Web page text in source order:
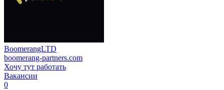
BoomerangLTD
boomerang-partners.com
Хочу тут работать
Вакансии
0